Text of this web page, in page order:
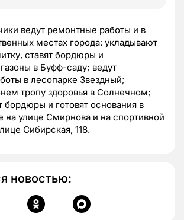
ведут ремонтные работы и в
местах города: укладывают
ставят бордюры и
в Буфф-саду; ведут
в лесопарке Звездный;
тропу здоровья в Солнечном;
бордюры и готовят основания в
на улице Смирнова и на спортивной
Сибирская, 118.
новостью: